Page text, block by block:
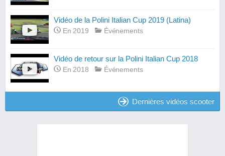
Vidéo de la Polini Italian Cup 2019 (Latina)
En 2019 Événements
Vidéo de retour sur la Polini Italian Cup 2018
En 2018 Événements
Dernières vidéos scooter